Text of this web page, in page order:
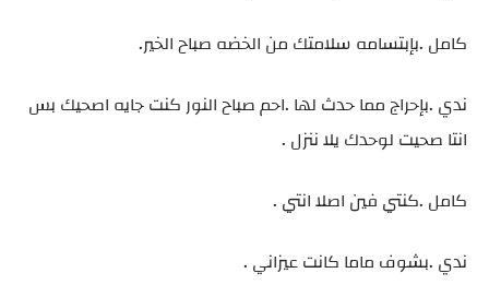
كامل .بإبتسامه سلامتك من الخضه صباح الخير.
ندي .بإحراج مما حدث لها .احم صباح النور كنت جايه اصحيك بس
انتا صحيت لوحدك يلا ننزل .
كامل .كنتي فين اصلا انتي .
ندي .بشوف ماما كانت عيزاني .